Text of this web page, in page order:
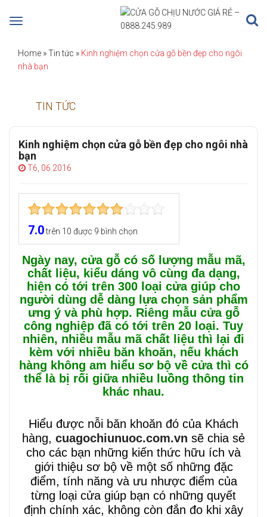
Toggle
Home »Tin tức » Kinh nghiệm chọn cửa gỗ bền đẹp cho ngôi
nhà bạn
TIN TỨC
Kinh nghiệm chọn cửa gỗ bền đẹp cho ngôi nhà
bạn
T6, 06 2016
7.0trên 10 được 9 bình chọn
Ngày nay, cửa gỗ có số lượng mẫu mã,
chất liệu, kiểu dáng vô cùng đa dạng,
hiện có tới trên 300 loại cửa giúp cho
người dùng dễ dàng lựa chọn sản phẩm
ưng ý và phù hợp. Riêng mẫu cửa gỗ
công nghiệp đã có tới trên 20 loại. Tuy
nhiên, nhiều mẫu mã chất liệu thì lại đi
kèm với nhiều băn khoăn, nếu khách
hàng không am hiểu sơ bộ về cửa thì có
thể là bị rối giữa nhiều luồng thông tin
khác nhau.
Hiểu được nỗi băn khoăn đó của Khách
hàng, cuagochiunuoc.com.vn sẽ chia sẻ
cho các bạn những kiến thức hữu ích và
giới thiệu sơ bộ về một số những đặc
điểm, tính năng và ưu nhược điểm của
từng loại cửa giúp bạn có những quyết
định chính xác, không còn đắn đo khi xây